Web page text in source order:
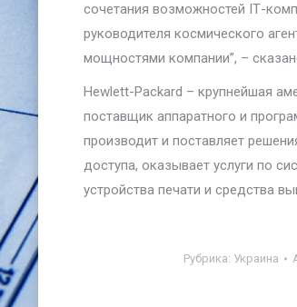
сочетания возможностей IТ-
руководителя космического
мощностями компании”, –
Hewlett-Packard – крупнейшая
поставщик аппаратного и
производит и поставляет
доступа, оказывает услуги по
устройства печати и средства
Рубрика: Украина